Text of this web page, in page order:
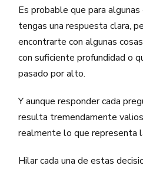
Es probable que para
tengas una respuesta clara,
encontrarte con algunas
con suficiente profundidad o
pasado por alto.
Y aunque responder cada
resulta tremendamente
realmente lo que representa
Hilar cada una de estas